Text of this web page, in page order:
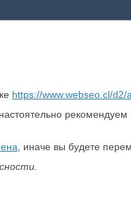
https://www.webseo.cl/
рекомендуем
, иначе вы будете